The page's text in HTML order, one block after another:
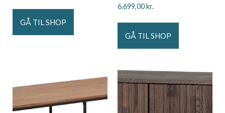
GÅ TIL SHOP
6.699,00kr.
GÅ TIL SHOP